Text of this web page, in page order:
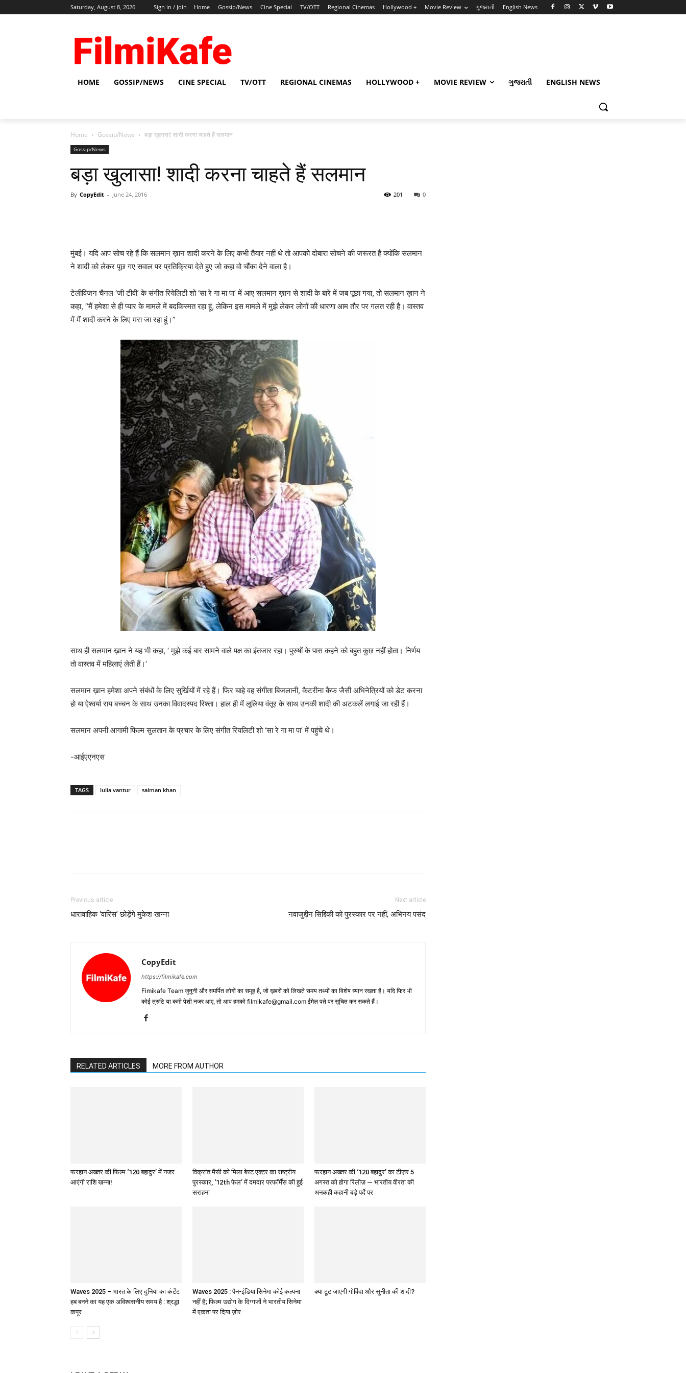
Saturday, August 8, 2026 Sign in / Join Home Gossip/News Cine Special TV/OTT Regional Cinemas Hollywood + Movie Review ગુજરાતી English News
HOME GOSSIP/NEWS CINE SPECIAL TV/OTT REGIONAL CINEMAS HOLLYWOOD + MOVIE REVIEW ગુજરાતી ENGLISH NEWS
Home Gossip/News बड़ा खुलासा! शादी करना चाहते हैं सलमान
Gossip/News
बड़ा खुलासा! शादी करना चाहते हैं सलमान
By CopyEdit - June 24, 2016 0
201
मुंबई। यदि आप सोच रहे हैं कि सलमान ख़ान शादी करने के लिए कभी तैयार नहीं थे तो आपको दोबारा सोचने की जरूरत है क्‍योंकि सलमान
ने शादी को लेकर पूछ गए सवाल पर प्रतिक्रिया देते हुए जो कहा वो चौंका देने वाला है।
टेलीविजन चैनल ‘जी टीवी’ के संगीत रियेलिटी शो ‘सा रे गा मा पा’ में आए सलमान ख़ान से शादी के बारे में जब पूछा गया, तो सलमान ख़ान ने
कहा, “मैं हमेशा से ही प्यार के मामले में बदकिस्मत रहा हूं, लेकिन इस मामले में मुझे लेकर लोगों की धारणा आम तौर पर गलत रही है। वास्तव
में मैं शादी करने के लिए मरा जा रहा हूं।”
साथ ही सलमान ख़ान ने यह भी कहा, ‘ मुझे कई बार सामने वाले पक्ष का इंतजार रहा। पुरुषों के पास कहने को बहुत कुछ नहीं होता। निर्णय
तो वास्तव में महिलाएं लेती हैं।’
सलमान ख़ान हमेशा अपने संबंधों के लिए सुर्खियों में रहे हैं। फिर चाहे वह संगीता बिजलानी, कैटरीना कैफ जैसी अभिनेत्रियों को डेट करना
हो या ऐश्वर्या राय बच्चन के साथ उनका विवादस्पद रिश्ता। हाल ही में लूलिया वंतूर के साथ उनकी शादी की अटकलें लगाई जा रही हैं।
सलमान अपनी आगामी फिल्म सुलतान के प्रचार के लिए संगीत रियलिटी शो ‘सा रे गा मा पा’ में पहुंचे थे।
-आईएएनएस
TAGS lulia vantur salman khan
Previous article
धारावाहिक ‘वारिस’ छोड़ेंगे मुकेश खन्ना
Next article
नवाजुद्दीन सिद्दिकी को पुरस्‍कार पर नहीं, अभिनय पसंद
CopyEdit
https://filmikafe.com
Fimikafe Team जुनूनी और समर्पित लोगों का समूह है, जो ख़बरों को लिखते समय तथ्‍यों का विशेष ध्‍यान रखता है। यदि फिर भी
कोई त्रुटि या कमी पेशी नजर आए, तो आप हमको filmikafe@gmail.com ईमेल पते पर सूचित कर सकते हैं।
RELATED ARTICLES MORE FROM AUTHOR
फरहान अख्तर की फिल्म ‘120 बहादुर’ में नजर
आएंगी राशि खन्ना!
विक्रांत मैसी को मिला बेस्ट एक्टर का राष्ट्रीय
पुरस्कार, ‘12th फेल’ में दमदार परफॉर्मेंस की हुई
सराहना
फरहान अख्तर की ‘120 बहादुर’ का टीज़र 5
अगस्त को होगा रिलीज़ — भारतीय वीरता की
अनकही कहानी बड़े पर्दे पर
Waves 2025 – भारत के लिए दुनिया का कंटेंट
हब बनने का यह एक अविश्वसनीय समय है : श्रद्धा
कपूर
Waves 2025 : पैन-इंडिया सिनेमा कोई कल्पना
नहीं है; फिल्म उद्योग के दिग्गजों ने भारतीय सिनेमा
में एकता पर दिया ज़ोर
क्या टूट जाएगी गोविंदा और सुनीता की शादी?